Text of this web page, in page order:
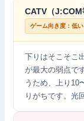
CATV（J:COM
ゲーム向き度：低い
下りはそこそこ
が最大の弱点で
うため、上り10
りがちです。光